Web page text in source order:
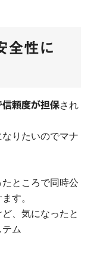
全性に
信頼度が担保され
りたいのでマナ
ところで同時公
す。
、気になったと
ム